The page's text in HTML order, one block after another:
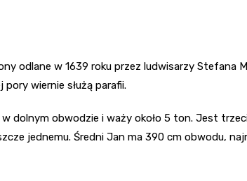
odlane w 1639 roku przez ludwisarzy Stefana
wiernie służą parafii.
dolnym obwodzie i waży około 5 ton. Jest
jednemu. Średni Jan ma 390 cm obwodu,